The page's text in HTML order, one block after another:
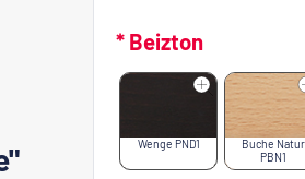
* Beizton
Wenge PND1
Buche Natur
PBN1